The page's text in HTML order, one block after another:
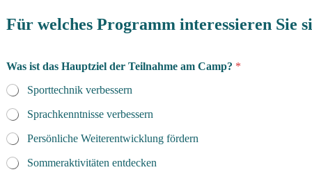
Für welches Programm interessieren Sie
Was ist das Hauptziel der Teilnahme am Camp? *
Sporttechnik verbessern
Sprachkenntnisse verbessern
Persönliche Weiterentwicklung fördern
Sommeraktivitäten entdecken